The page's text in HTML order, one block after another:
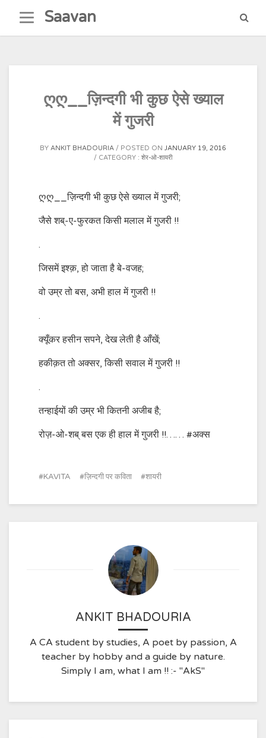
content
Saavan
ღღ__ज़िन्दगी भी कुछ ऐसे ख्याल
में गुजरी
BY ANKIT BHADOURIA POSTED ON JANUARY 19, 2016
CATEGORY : शेर-ओ-शायरी
ღღ__ज़िन्दगी भी कुछ ऐसे ख्याल में गुजरी;
जैसे शब्-ए-फुरकत किसी मलाल में गुजरी !!
.
जिसमें इश्क़, हो जाता है बे-वजह;
वो उम्र तो बस, अभी हाल में गुजरी !!
.
क्यूँकर हसीन सपने, देख लेती है आँखें;
हकीक़त तो अक्सर, किसी सवाल में गुजरी !!
.
तन्हाईयों की उम्र भी कितनी अजीब है;
रोज़-ओ-शब् बस एक ही हाल में गुजरी !!…… #अक्स
KAVITA ज़िन्दगी पर कविता शायरी
ANKIT BHADOURIA
A CA student by studies, A poet by passion, A
teacher by hobby and a guide by nature.
Simply I am, what I am !! :- "AkS"